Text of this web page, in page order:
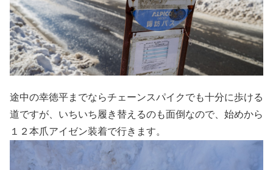
途中の幸徳平までならチェーンスパイクでも十分に歩ける
道ですが、いちいち履き替えるのも面倒なので、始めから
１２本爪アイゼン装着で行きます。